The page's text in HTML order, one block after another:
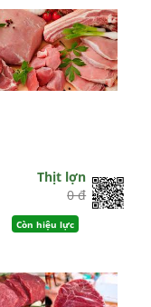
Thịt lợn
0 đ
Còn hiệu lực